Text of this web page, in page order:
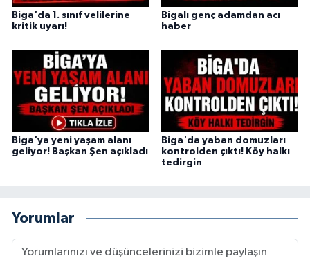
Biga'da 1. sınıf velilerine
kritik uyarı!
Bigalı genç adamdan acı
haber
Biga'ya yeni yaşam alanı
geliyor! Başkan Şen açıkladı
Biga'da yaban domuzları
kontrolden çıktı! Köy halkı
tedirgin
Yorumlar